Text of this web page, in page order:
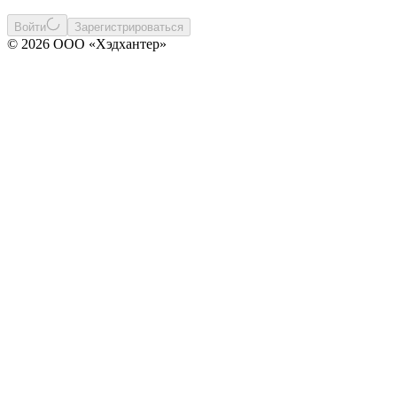
Войти Зарегистрироваться
© 2026 ООО «Хэдхантер»